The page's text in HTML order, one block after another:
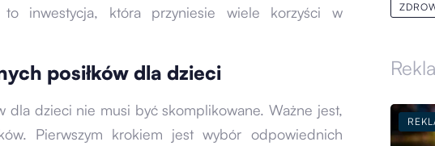
inwestycja, która przyniesie wiele korzyści w
posiłków dla dzieci
dla dzieci nie musi być skomplikowane. Ważne jest,
Pierwszym krokiem jest wybór odpowiednich